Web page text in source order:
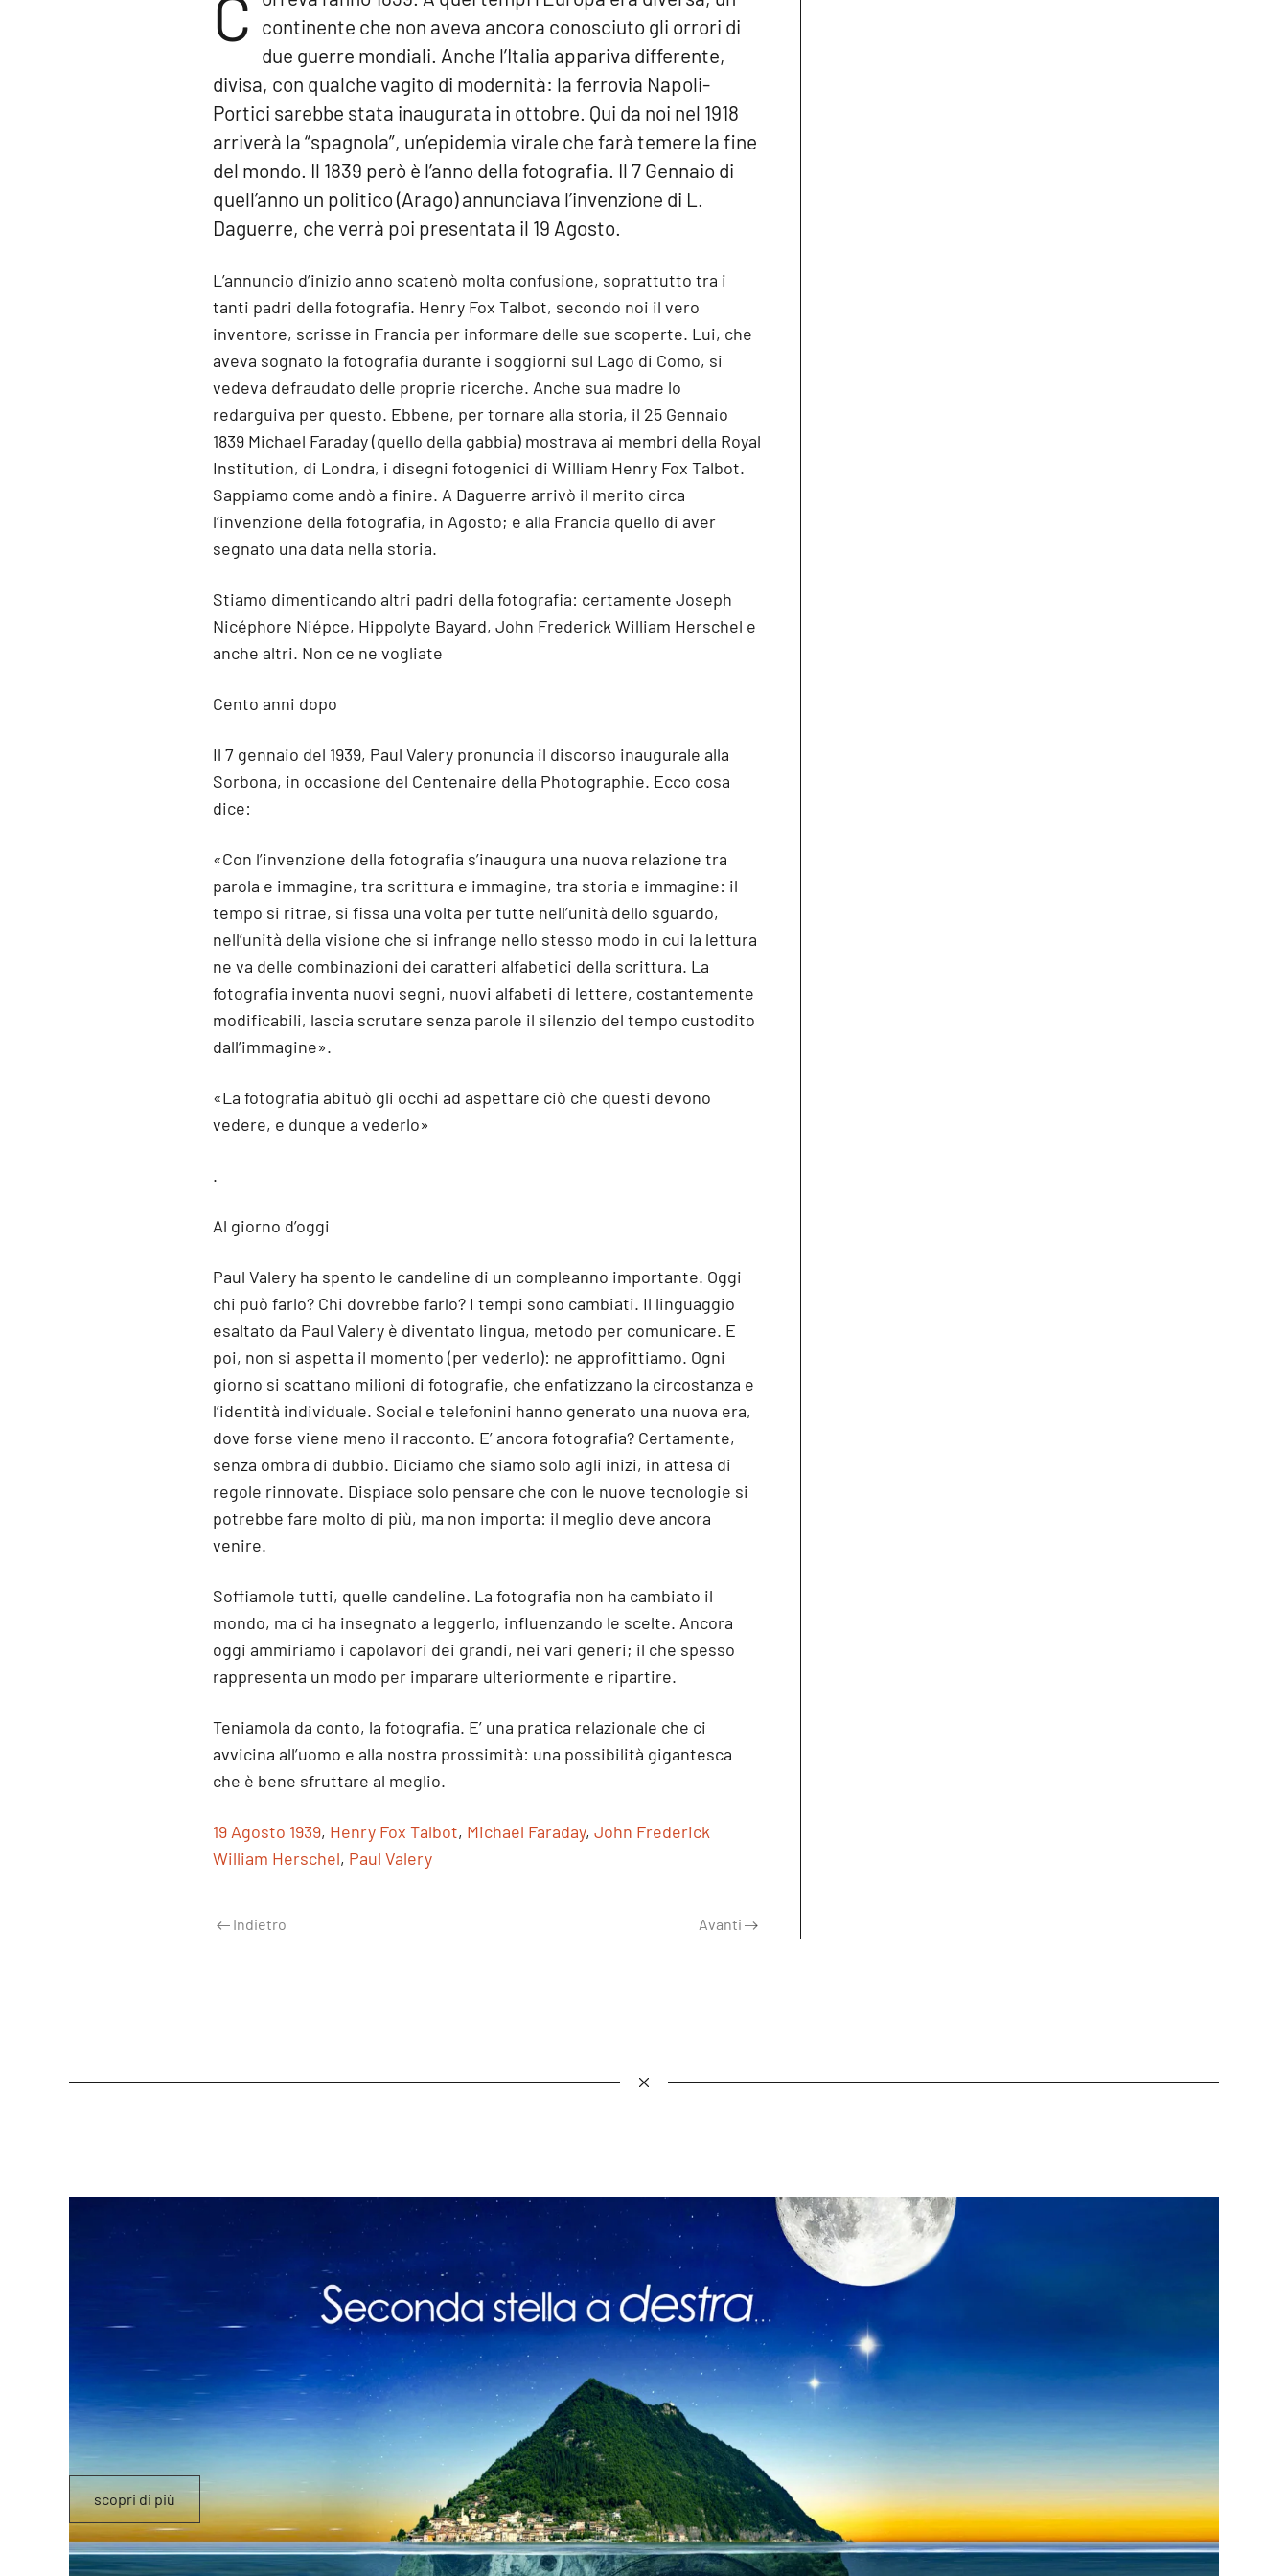
C continente che non aveva ancora conosciuto gli orrori di
due guerre mondiali. Anche l’Italia appariva differente,
divisa, con qualche vagito di modernità: la ferrovia Napoli-
Portici sarebbe stata inaugurata in ottobre. Qui da noi nel 1918
arriverà la “spagnola”, un’epidemia virale che farà temere la fine
del mondo. Il 1839 però è l’anno della fotografia. Il 7 Gennaio di
quell’anno un politico (Arago) annunciava l’invenzione di L.
Daguerre, che verrà poi presentata il 19 Agosto.
L’annuncio d’inizio anno scatenò molta confusione, soprattutto tra i
tanti padri della fotografia. Henry Fox Talbot, secondo noi il vero
inventore, scrisse in Francia per informare delle sue scoperte. Lui, che
aveva sognato la fotografia durante i soggiorni sul Lago di Como, si
vedeva defraudato delle proprie ricerche. Anche sua madre lo
redarguiva per questo. Ebbene, per tornare alla storia, il 25 Gennaio
1839 Michael Faraday (quello della gabbia) mostrava ai membri della Royal
Institution, di Londra, i disegni fotogenici di William Henry Fox Talbot.
Sappiamo come andò a finire. A Daguerre arrivò il merito circa
l’invenzione della fotografia, in Agosto; e alla Francia quello di aver
segnato una data nella storia.
Stiamo dimenticando altri padri della fotografia: certamente Joseph
Nicéphore Niépce, Hippolyte Bayard, John Frederick William Herschel e
anche altri. Non ce ne vogliate
Cento anni dopo
Il 7 gennaio del 1939, Paul Valery pronuncia il discorso inaugurale alla
Sorbona, in occasione del Centenaire della Photographie. Ecco cosa
dice:
«Con l’invenzione della fotografia s’inaugura una nuova relazione tra
parola e immagine, tra scrittura e immagine, tra storia e immagine: il
tempo si ritrae, si fissa una volta per tutte nell’unità dello sguardo,
nell’unità della visione che si infrange nello stesso modo in cui la lettura
ne va delle combinazioni dei caratteri alfabetici della scrittura. La
fotografia inventa nuovi segni, nuovi alfabeti di lettere, costantemente
modificabili, lascia scrutare senza parole il silenzio del tempo custodito
dall’immagine».
«La fotografia abituò gli occhi ad aspettare ciò che questi devono
vedere, e dunque a vederlo»
.
Al giorno d’oggi
Paul Valery ha spento le candeline di un compleanno importante. Oggi
chi può farlo? Chi dovrebbe farlo? I tempi sono cambiati. Il linguaggio
esaltato da Paul Valery è diventato lingua, metodo per comunicare. E
poi, non si aspetta il momento (per vederlo): ne approfittiamo. Ogni
giorno si scattano milioni di fotografie, che enfatizzano la circostanza e
l’identità individuale. Social e telefonini hanno generato una nuova era,
dove forse viene meno il racconto. E’ ancora fotografia? Certamente,
senza ombra di dubbio. Diciamo che siamo solo agli inizi, in attesa di
regole rinnovate. Dispiace solo pensare che con le nuove tecnologie si
potrebbe fare molto di più, ma non importa: il meglio deve ancora
venire.
Soffiamole tutti, quelle candeline. La fotografia non ha cambiato il
mondo, ma ci ha insegnato a leggerlo, influenzando le scelte. Ancora
oggi ammiriamo i capolavori dei grandi, nei vari generi; il che spesso
rappresenta un modo per imparare ulteriormente e ripartire.
Teniamola da conto, la fotografia. E’ una pratica relazionale che ci
avvicina all’uomo e alla nostra prossimità: una possibilità gigantesca
che è bene sfruttare al meglio.
19 Agosto 1939, Henry Fox Talbot, Michael Faraday, John Frederick
William Herschel, Paul Valery
Indietro Avanti